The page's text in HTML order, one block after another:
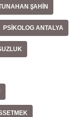
ŞAHIN
PSIKOLOG ANTALYA